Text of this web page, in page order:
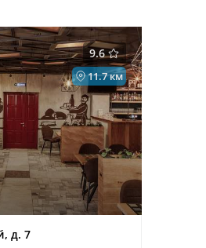
9.6
11.7 км
д. 7